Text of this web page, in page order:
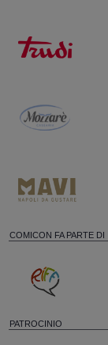
COMICON FA PARTE DI
PATROCINIO